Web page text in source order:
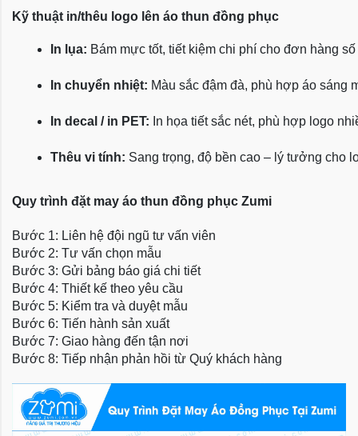
Kỹ thuật in/thêu logo lên áo thun đồng phục
In lụa: Bám mực tốt, tiết kiệm chi phí cho đơn hàng
In chuyển nhiệt: Màu sắc đậm đà, phù hợp áo sáng
In decal / in PET: In họa tiết sắc nét, phù hợp logo
Thêu vi tính: Sang trọng, độ bền cao – lý tưởng cho
Quy trình đặt may áo thun đồng phục Zumi
Bước 1: Liên hệ đội ngũ tư vấn viên
Bước 2: Tư vấn chọn mẫu
Bước 3: Gửi bảng báo giá chi tiết
Bước 4: Thiết kế theo yêu cầu
Bước 5: Kiểm tra và duyệt mẫu
Bước 6: Tiến hành sản xuất
Bước 7: Giao hàng đến tận nơi
Bước 8: Tiếp nhận phản hồi từ Quý khách hàng